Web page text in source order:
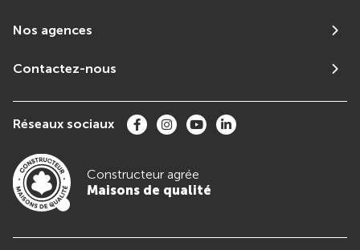
Nos agences
Contactez-nous
Réseaux sociaux
Constructeur agrée
Maisons de qualité